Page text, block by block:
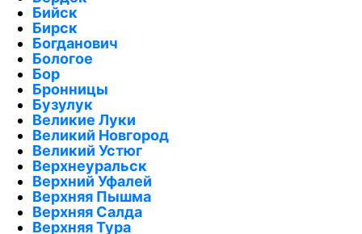
Бийск
Бирск
Богданович
Бологое
Бор
Бронницы
Бузулук
Великие Луки
Великий Новгород
Великий Устюг
Верхнеуральск
Верхний Уфалей
Верхняя Пышма
Верхняя Салда
Верхняя Тура